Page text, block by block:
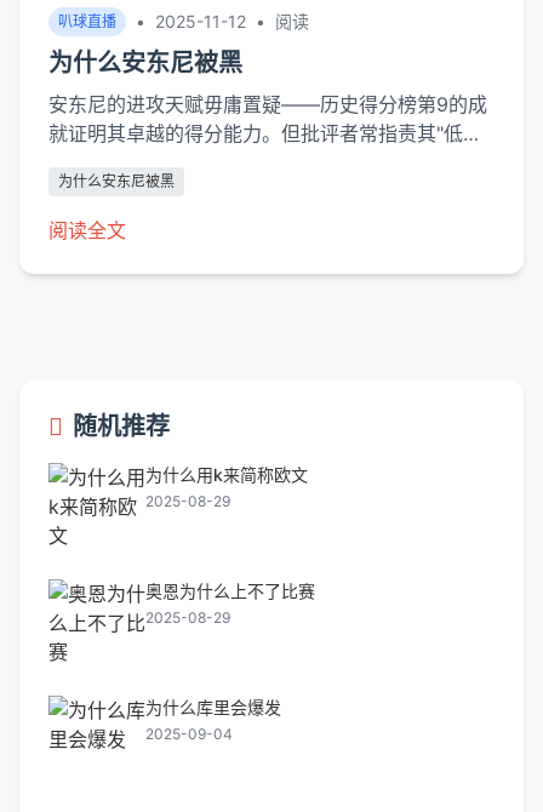
叭球直播 • 2025-11-12 • 阅读
为什么安东尼被黑
安东尼的进攻天赋毋庸置疑——历史得分榜第9的成
就证明其卓越的得分能力。但批评者常指责其"低效
占比确实高于联盟平均（22.1%）。ESPN分析师
ZachLowe...
为什么安东尼被黑
阅读全文
随机推荐
为什么用k来简称欧文
2025-08-29
奥恩为什么上不了比赛
2025-08-29
为什么库里会爆发
2025-09-04